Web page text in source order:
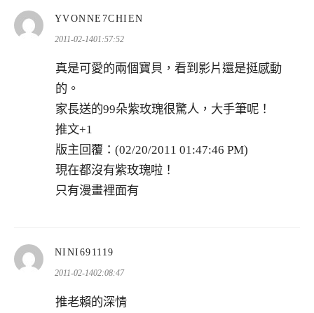
YVONNE7CHIEN
2011-02-1401:57:52
真是可愛的兩個寶貝，看到影片還是挺感動
的。
家長送的99朵紫玫瑰很驚人，大手筆呢！
推文+1
版主回覆：(02/20/2011 01:47:46 PM)
現在都沒有紫玫瑰啦！
只有漫畫裡面有
NINI691119
示:
2011-02-1402:08:47
推老賴的深情